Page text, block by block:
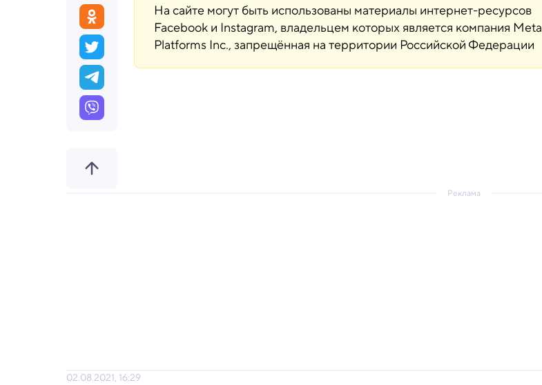
На сайте могут быть использованы материалы интернет-ресурсов
Facebook и Instagram, владельцем которых является компания Meta
Platforms Inc., запрещённая на территории Российской Федерации
Реклама
02.08.2021, 16:29